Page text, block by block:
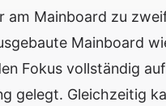
am Mainboard zu
Mainboard
Fokus vollständig
gelegt. Gleichzeitig